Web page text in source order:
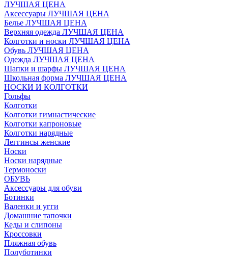
ЛУЧШАЯ ЦЕНА
Аксессуары ЛУЧШАЯ ЦЕНА
Белье ЛУЧШАЯ ЦЕНА
Верхняя одежда ЛУЧШАЯ ЦЕНА
Колготки и носки ЛУЧШАЯ ЦЕНА
Обувь ЛУЧШАЯ ЦЕНА
Одежда ЛУЧШАЯ ЦЕНА
Шапки и шарфы ЛУЧШАЯ ЦЕНА
Школьная форма ЛУЧШАЯ ЦЕНА
НОСКИ И КОЛГОТКИ
Гольфы
Колготки
Колготки гимнастические
Колготки капроновые
Колготки нарядные
Леггинсы женские
Носки
Носки нарядные
Термоноски
ОБУВЬ
Аксессуары для обуви
Ботинки
Валенки и угги
Домашние тапочки
Кеды и слипоны
Кроссовки
Пляжная обувь
Полуботинки